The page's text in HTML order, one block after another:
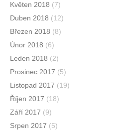
Květen 2018 (7)
Duben 2018 (12)
Březen 2018 (8)
Únor 2018 (6)
Leden 2018 (2)
Prosinec 2017 (5)
Listopad 2017 (19)
Říjen 2017 (18)
Září 2017 (9)
Srpen 2017 (5)